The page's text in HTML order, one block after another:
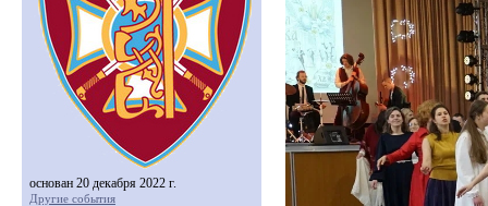
основан 20 декабря 2022 г.
Другие события